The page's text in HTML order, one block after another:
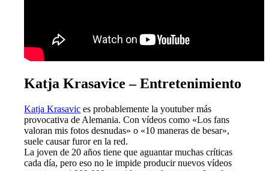
Katja Krasavice – Entretenimiento
Katja Krasavic es probablemente la youtuber más
provocativa de Alemania. Con vídeos como «Los fans
valoran mis fotos desnudas» o «10 maneras de besar»,
suele causar furor en la red.
La joven de 20 años tiene que aguantar muchas críticas
cada día, pero eso no le impide producir nuevos vídeos